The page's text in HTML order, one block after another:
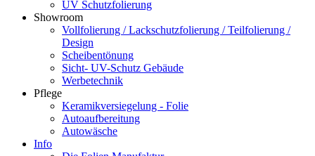
UV Schutzfolierung
Showroom
Vollfolierung / Lackschutzfolierung / Teilfolierung /
Design
Scheibentönung
Sicht- UV-Schutz Gebäude
Werbetechnik
Pflege
Keramikversiegelung - Folie
Autoaufbereitung
Autowäsche
Info